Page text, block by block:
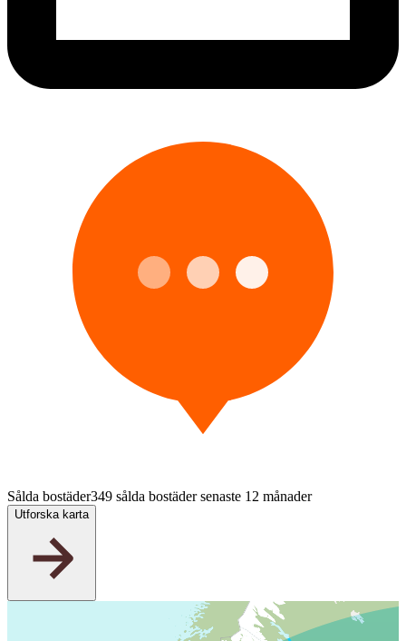
Sålda bostäder349 sålda bostäder senaste 12 månader
Utforska karta